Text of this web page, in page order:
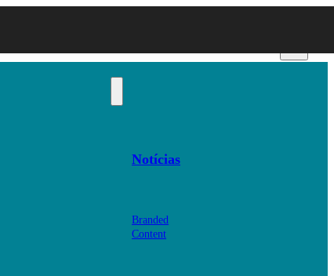
Notícias
Branded
Content